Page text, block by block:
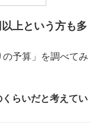
上という方も多
予算」を調べてみ
らいだと考えてい